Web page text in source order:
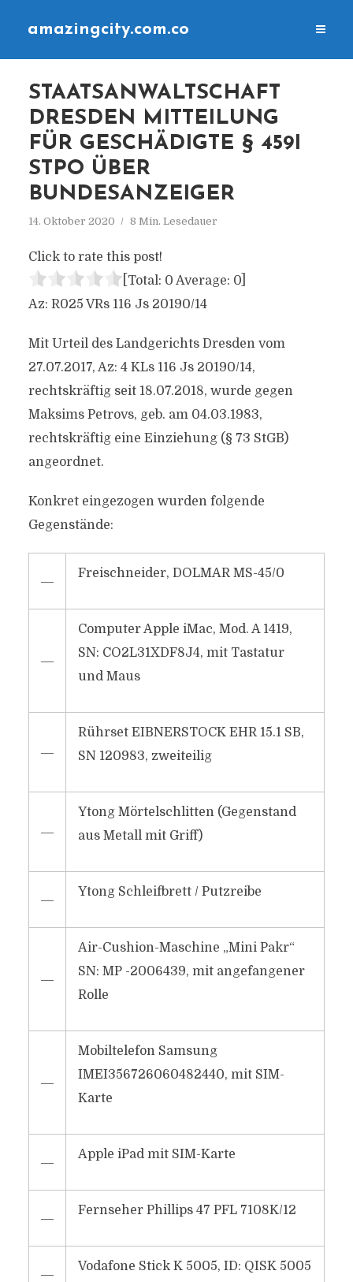
amazingcity.com.co
STAATSANWALTSCHAFT
DRESDEN MITTEILUNG
FÜR GESCHÄDIGTE § 459I
STPO ÜBER
BUNDESANZEIGER
14. Oktober 2020 8 Min. Lesedauer
Click to rate this post!
[Total: 0 Average: 0]
Az: R025 VRs 116 Js 20190/14
Mit Urteil des Landgerichts Dresden vom
27.07.2017, Az: 4 KLs 116 Js 20190/14,
rechtskräftig seit 18.07.2018, wurde gegen
Maksims Petrovs, geb. am 04.03.1983,
rechtskräftig eine Einziehung (§ 73 StGB)
angeordnet.
Konkret eingezogen wurden folgende
Gegenstände:
―
Freischneider, DOLMAR MS-45/0
―
Computer Apple iMac, Mod. A 1419,
SN: CO2L31XDF8J4, mit Tastatur
und Maus
―
Rührset EIBNERSTOCK EHR 15.1 SB,
SN 120983, zweiteilig
―
Ytong Mörtelschlitten (Gegenstand
aus Metall mit Griff)
―
Ytong Schleifbrett / Putzreibe
―
Air-Cushion-Maschine „Mini Pakr“
SN: MP -2006439, mit angefangener
Rolle
―
Mobiltelefon Samsung
IMEI356726060482440, mit SIM-
Karte
―
Apple iPad mit SIM-Karte
―
Fernseher Phillips 47 PFL 7108K/12
―
Vodafone Stick K 5005, ID: QISK 5005